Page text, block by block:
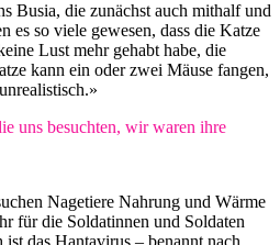
Busia, die zunächst auch mithalf und
es so viele gewesen, dass die Katze
Lust mehr gehabt habe, die
kann ein oder zwei Mäuse fangen,
uns besuchten, wir waren ihre
Nagetiere Nahrung und Wärme
für die Soldatinnen und Soldaten